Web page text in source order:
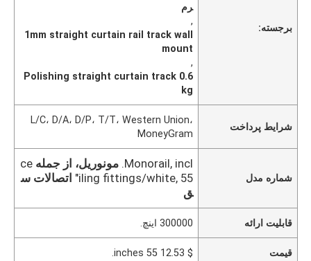
برجسته:
رم
,
1mm straight curtain rail track wall
mount
,
Polishing straight curtain track 0.6
kg
شرایط پرداخت
L/C، D/A، D/P، T/T، Western Union،
MoneyGram
شماره مدل
Monorail, incl. مونوریل، از جمله ce
iling fittings/white, 55" اتصالات س
ق
قابلیت ارائه 300000 اینچ.
قیمت $ 12.53 55 inches.